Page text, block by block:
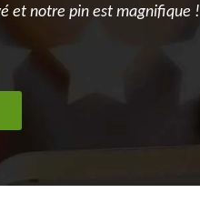
et notre pin est magnifique !